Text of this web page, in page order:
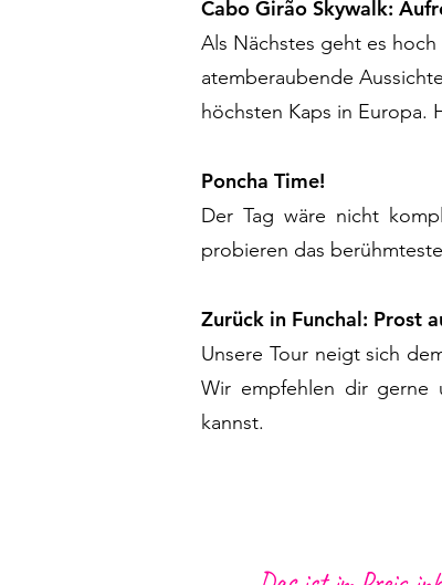
Cabo Girão Skywalk:
Als Nächstes geht es
atemberaubende
höchsten Kaps in Europa.
Poncha Time!
Der Tag wäre nicht
probieren das
Zurück in Funchal: Prost
Unsere Tour neigt sich
Wir empfehlen dir gerne
kannst.